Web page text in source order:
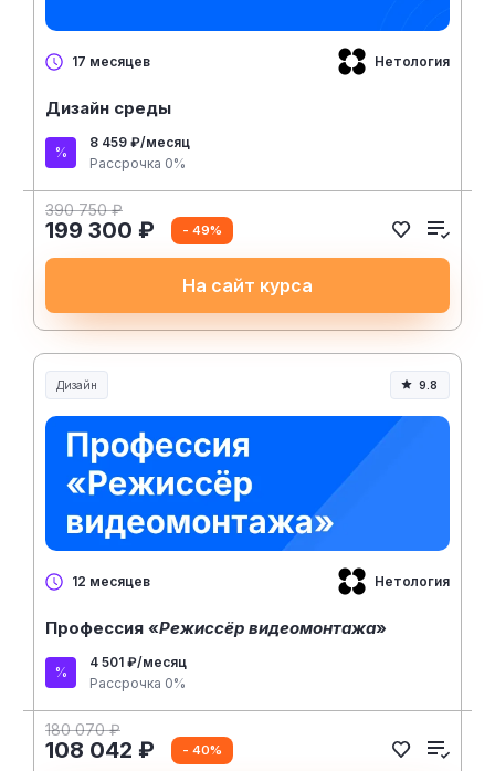
17 месяцев Нетология
Дизайн среды
8 459 ₽/месяц
Рассрочка 0%
390 750 ₽
199 300 ₽ - 49%
На сайт курса
Дизайн 9.8
12 месяцев Нетология
Профессия «Режиссёр видеомонтажа»
4 501 ₽/месяц
Рассрочка 0%
180 070 ₽
108 042 ₽ - 40%